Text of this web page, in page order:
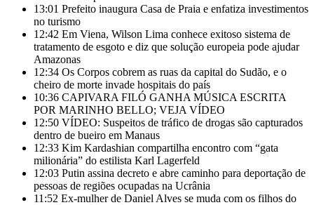
13:01 Prefeito inaugura Casa de Praia e enfatiza investimentos
no turismo
12:42 Em Viena, Wilson Lima conhece exitoso sistema de
tratamento de esgoto e diz que solução europeia pode ajudar
Amazonas
12:34 Os Corpos cobrem as ruas da capital do Sudão, e o
cheiro de morte invade hospitais do país
10:36 CAPIVARA FILÓ GANHA MÚSICA ESCRITA
POR MARINHO BELLO; VEJA VÍDEO
12:50 VÍDEO: Suspeitos de tráfico de drogas são capturados
dentro de bueiro em Manaus
12:33 Kim Kardashian compartilha encontro com “gata
milionária” do estilista Karl Lagerfeld
12:03 Putin assina decreto e abre caminho para deportação de
pessoas de regiões ocupadas na Ucrânia
11:52 Ex-mulher de Daniel Alves se muda com os filhos do